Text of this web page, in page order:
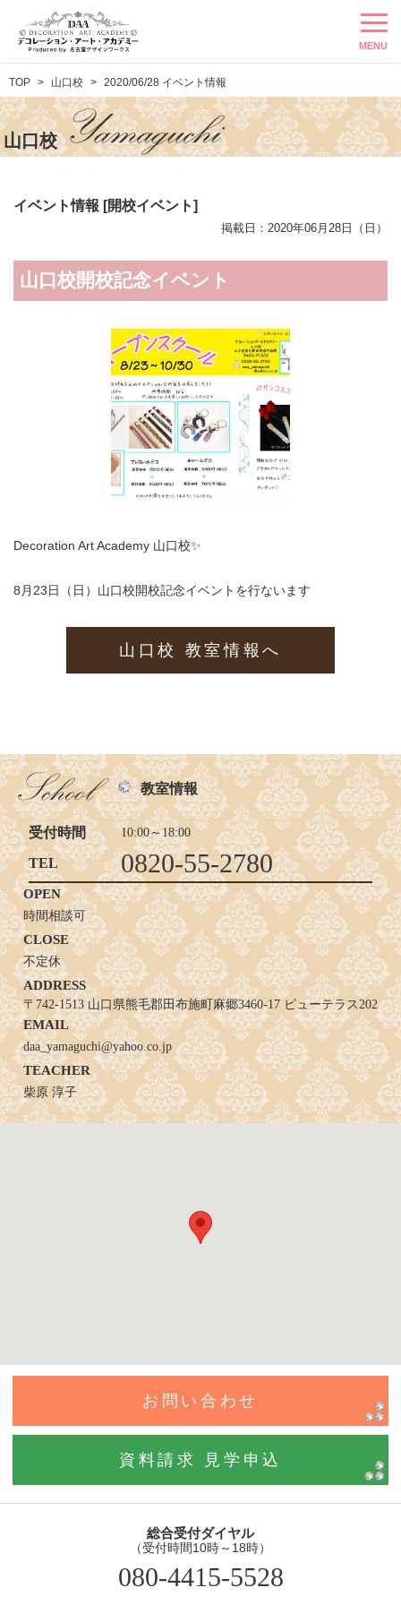
MENU
TOP 山口校 2020/06/28 イベント情報
山口校
イベント情報 [開校イベント]
掲載日：2020年06月28日（日）
山口校開校記念イベント
Decoration Art Academy 山口校✨
8月23日（日）山口校開校記念イベントを行ないます
山口校 教室情報へ
教室情報
受付時間 10:00～18:00
TEL 0820-55-2780
OPEN
時間相談可
CLOSE
不定休
ADDRESS
〒742-1513 山口県熊毛郡田布施町麻郷3460-17 ビューテラス202
EMAIL
daa_yamaguchi@yahoo.co.jp
TEACHER
柴原 淳子
お問い合わせ
資料請求 見学申込
総合受付ダイヤル
（受付時間10時～18時）
080-4415-5528